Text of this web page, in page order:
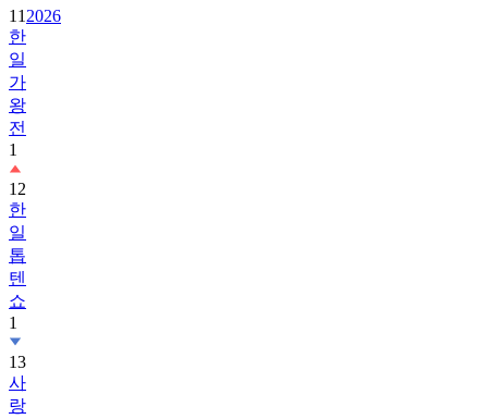
11 2026
한
일
가
왕
전
1
12
한
일
톱
텐
쇼
1
13
사
랑